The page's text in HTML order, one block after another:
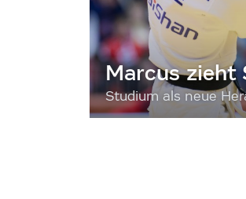
Marcus zieht
Studium als neue